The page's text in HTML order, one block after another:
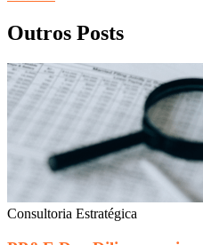
Outros Posts
Consultoria Estratégica